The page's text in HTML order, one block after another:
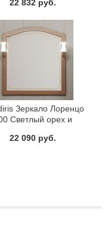
22 832 руб.
Зеркало Лоренцо
Светлый орех и
Изабель (96 см)
22 090 руб.